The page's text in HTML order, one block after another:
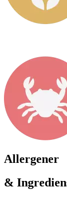
Allergener
&